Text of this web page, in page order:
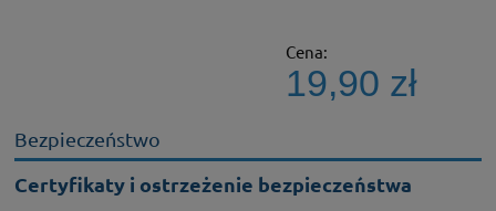
Cena:
19,90 zł
Bezpieczeństwo
Certyfikaty i ostrzeżenie bezpieczeństwa